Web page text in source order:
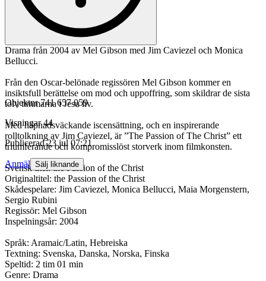
Drama från 2004 av Mel Gibson med Jim Caviezel och Monica
Bellucci.
Från den Oscar-belönade regissören Mel Gibson kommer en
insiktsfull berättelse om mod och uppoffring, som skildrar de sista
tolv timmarna i Jesu liv.
Med häpnadsväckande iscensättning, och en inspirerande
rolltolkning av Jim Caviezel, är ”The Passion of The Christ” ett
triumferande och kompromisslöst storverk inom filmkonsten.
Svensk titel: the Passion of the Christ
Originaltitel: the Passion of the Christ
Skådespelare: Jim Caviezel, Monica Bellucci, Maia Morgenstern,
Sergio Rubini
Regissör: Mel Gibson
Inspelningsår: 2004
Språk: Aramaic/Latin, Hebreiska
Textning: Svenska, Danska, Norska, Finska
Speltid: 2 tim 01 min
Genre: Drama
Objektnr 741 657 059
Visningar 44
Publicerad 23 jul 07:21
Anmäl Sälj liknande